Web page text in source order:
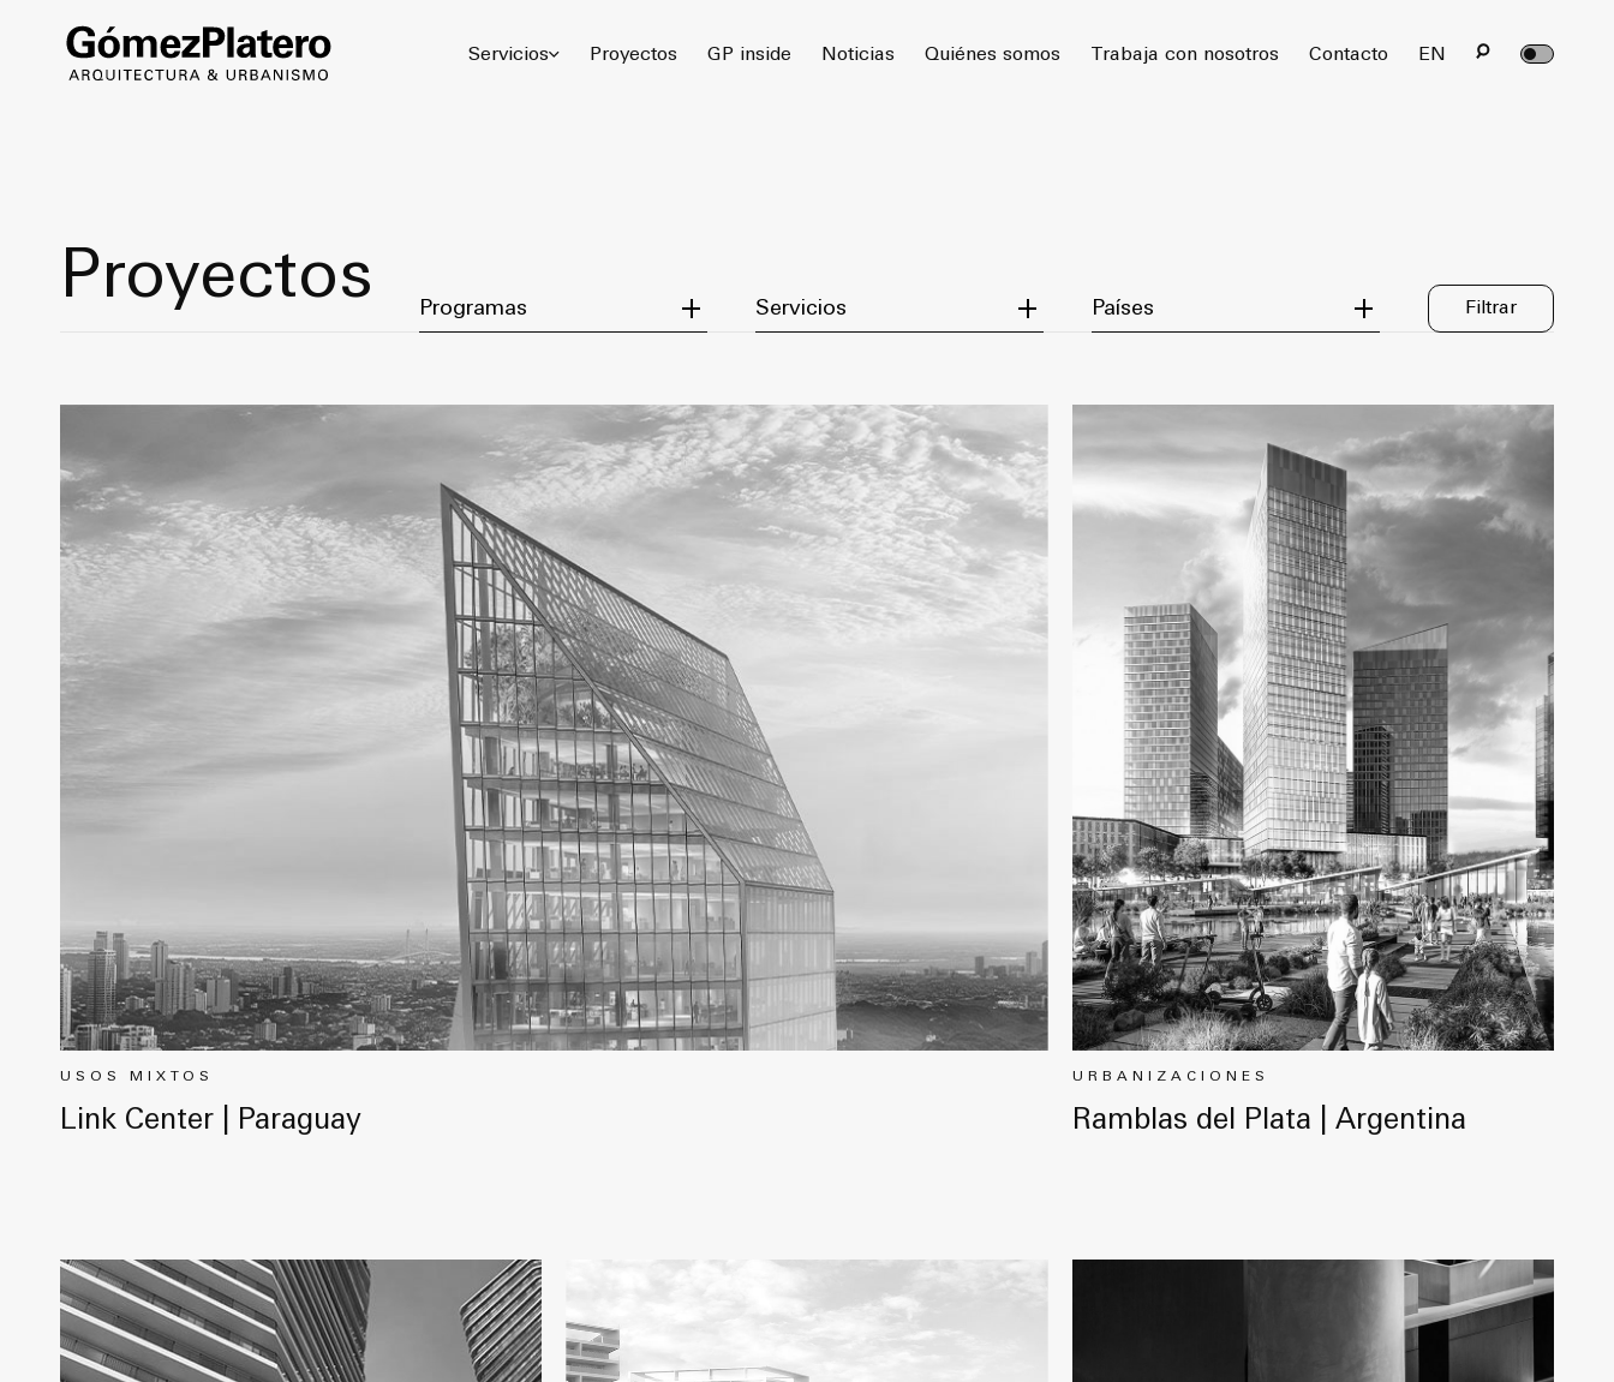
Servicios Proyectos GP inside Noticias Quiénes somos Trabaja con nosotros Contacto EN
Proyectos Programas Servicios Países Filtrar
USOS MIXTOS
Link Center | Paraguay
URBANIZACIONES
Ramblas del Plata | Argentina